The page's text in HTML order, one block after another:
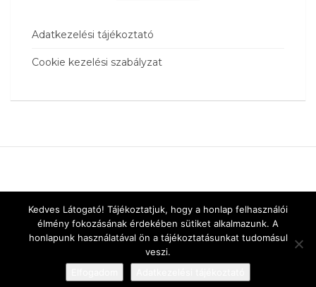
Adatkezelési tájékoztató
Cookie kezelési szabályzat
Kedves Látogató! Tájékoztatjuk, hogy a honlap felhasználói
élmény fokozásának érdekében sütiket alkalmazunk. A
honlapunk használatával ön a tájékoztatásunkat tudomásul
veszi.